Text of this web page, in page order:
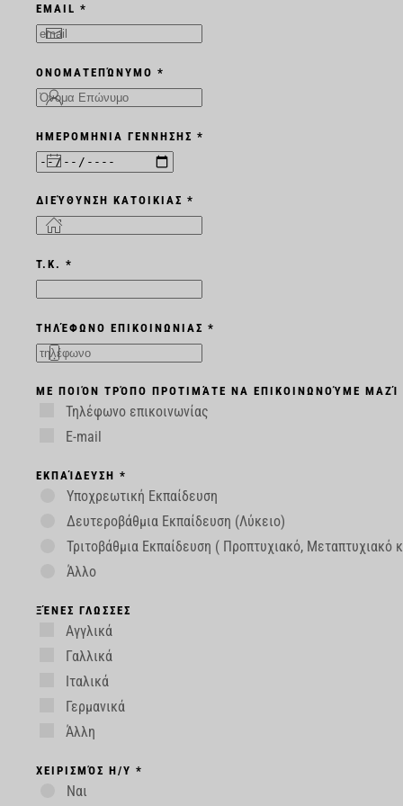
EMAIL *
ΟΝΟΜΑΤΕΠΏΝΥΜΟ *
ΗΜΕΡΟΜΗΝΙΑ ΓΕΝΝΗΣΗΣ *
ΔΙΕΎΘΥΝΣΗ ΚΑΤΟΙΚΙΑΣ *
T.K. *
ΤΗΛΈΦΩΝΟ ΕΠΙΚΟΙΝΩΝΙΑΣ *
ΜΕ ΠΟΙΌΝ ΤΡΌΠΟ ΠΡΟΤΙΜΆΤΕ ΝΑ ΕΠΙΚΟΙΝΩΝΟΎΜΕ ΜΑΖΊ
Τηλέφωνο επικοινωνίας
E-mail
ΕΚΠΑΊΔΕΥΣΗ *
Υποχρεωτική Εκπαίδευση
Δευτεροβάθμια Εκπαίδευση (Λύκειο)
Τριτοβάθμια Εκπαίδευση ( Προπτυχιακό, Μεταπτυχιακό
Άλλο
ΞΈΝΕΣ ΓΛΩΣΣΕΣ
Αγγλικά
Γαλλικά
Ιταλικά
Γερμανικά
Άλλη
ΧΕΙΡΙΣΜΌΣ Η/Υ *
Ναι